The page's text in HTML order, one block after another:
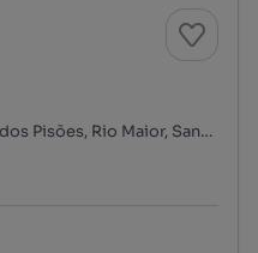
Outeiro da Cortiçada e Arruda dos Pisões, Rio Maior, Santarém